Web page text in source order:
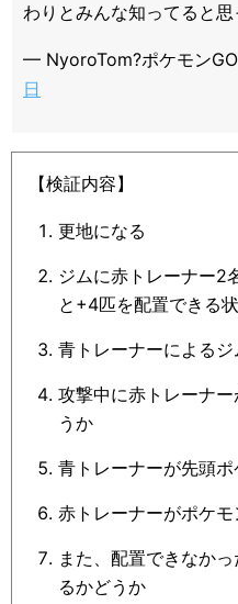
わりとみんな知ってると
— NyoroTom?ポケモン
日
【検証内容】
更地になる
ジムに赤トレーナー2
と+4匹を配置できる状
青トレーナーによる
攻撃中に赤トレーナ
うか
青トレーナーが先頭
赤トレーナーがポケ
また、配置できなか
るかどうか